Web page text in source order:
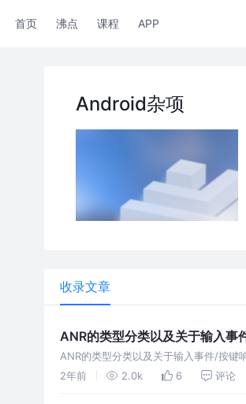
首页 沸点 课程 APP
Android杂项
收录文章
ANR的类型分类以及关于输入事
ANR的类型分类以及关于输入事件/按
2年前
2.0k 6 评论